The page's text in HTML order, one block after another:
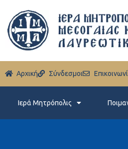
Aρχική Σύνδεσμοι
Ιερά Μητρόπολις